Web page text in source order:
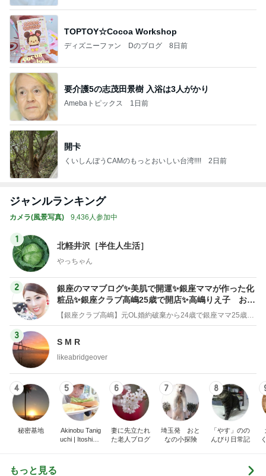
TOPTOY☆Cocoa Workshop
ディズニーファン Dのブログ 8日前
要介護5の志茂田景樹 入浴は3人がかり
Amebaトピックス 1日前
開卡
くいしんぼうCAMのもっとおいしい台湾!!!! 2日前
ジャンルランキング
カメラ(風景写真) 9,436人参加中
1
北軽井沢［半住人生活］
やっちゃん
2
銀座のママブログ✨美肌で開運✨銀座ママが作った化
粧品✨銀座クラブ高嶋25歳で開店✨高嶋りえ子 お着
物でエルメス バーキン コーデ
【銀座クラブ高嶋】元OL婚約破棄から24歳で銀座ママ25歳でオーナーママ銀座 美肌で開運♡パワースポット巡り高嶋りえ子ブログ
3
S M R
likeabridgeover
4
秘密基地
5
Akinobu Tanig
uchi | Itoshima
6
妻に先立たれ
た老人ブログ
7
埼玉発 おと
なの小探険
8
「やす」のの
んびり日常記
もっと見る